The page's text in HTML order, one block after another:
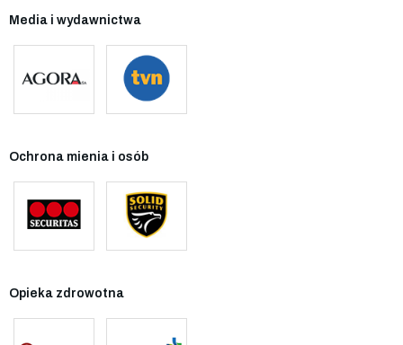
Media i wydawnictwa
Ochrona mienia i osób
Opieka zdrowotna